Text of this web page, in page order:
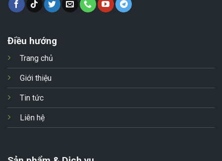
Điều hướng
Trang chủ
Giới thiệu
Tin tức
Liên hệ